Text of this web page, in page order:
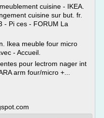
cuisine - IKEA.
cuisine sur but. fr.
- Pi ces - FORUM La
Ikea meuble four micro
- Accueil.
pour lectrom nager int
arm four/micro +...